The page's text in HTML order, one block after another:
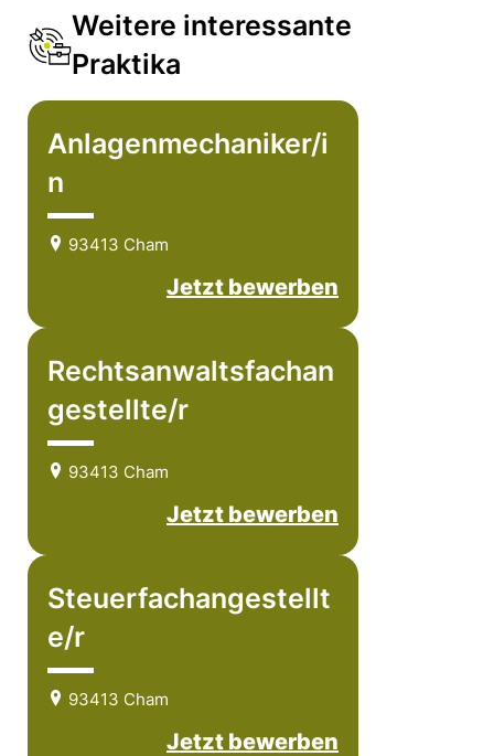
Weitere interessante
Praktika
Anlagenmechaniker/i
n
93413 Cham
Jetzt bewerben
Rechtsanwaltsfachan
gestellte/r
93413 Cham
Jetzt bewerben
Steuerfachangestellt
e/r
93413 Cham
Jetzt bewerben